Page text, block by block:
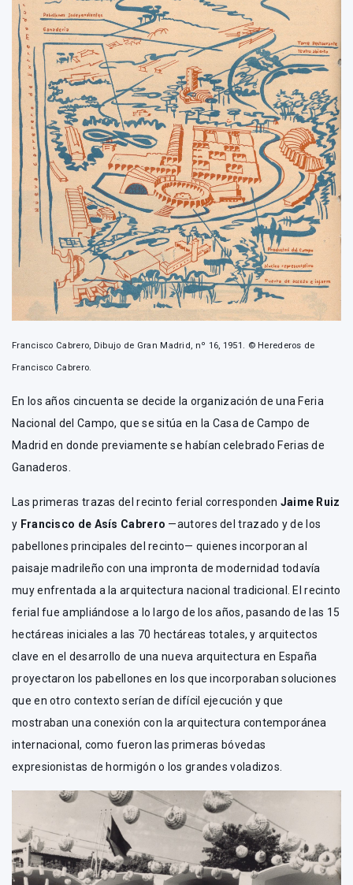
Francisco Cabrero, Dibujo de Gran Madrid, nº 16, 1951. © Herederos de
Francisco Cabrero.
En los años cincuenta se decide la organización de una Feria
Nacional del Campo, que se sitúa en la Casa de Campo de
Madrid en donde previamente se habían celebrado Ferias de
Ganaderos.
Las primeras trazas del recinto ferial corresponden Jaime Ruiz
y Francisco de Asís Cabrero —autores del trazado y de los
pabellones principales del recinto— quienes incorporan al
paisaje madrileño con una impronta de modernidad todavía
muy enfrentada a la arquitectura nacional tradicional. El recinto
ferial fue ampliándose a lo largo de los años, pasando de las 15
hectáreas iniciales a las 70 hectáreas totales, y arquitectos
clave en el desarrollo de una nueva arquitectura en España
proyectaron los pabellones en los que incorporaban soluciones
que en otro contexto serían de difícil ejecución y que
mostraban una conexión con la arquitectura contemporánea
internacional, como fueron las primeras bóvedas
expresionistas de hormigón o los grandes voladizos.